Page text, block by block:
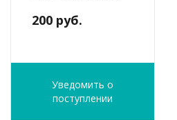
200 руб.
Уведомить о
поступлении